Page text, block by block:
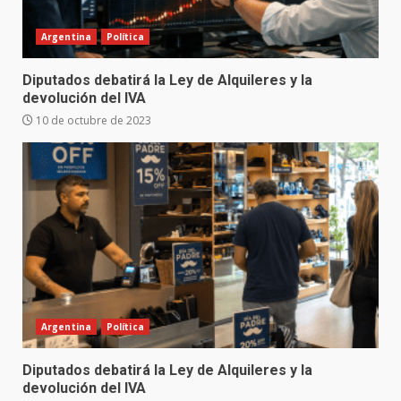
Argentina Política
Diputados debatirá la Ley de Alquileres y la
devolución del IVA
10 de octubre de 2023
Argentina Política
Diputados debatirá la Ley de Alquileres y la
devolución del IVA